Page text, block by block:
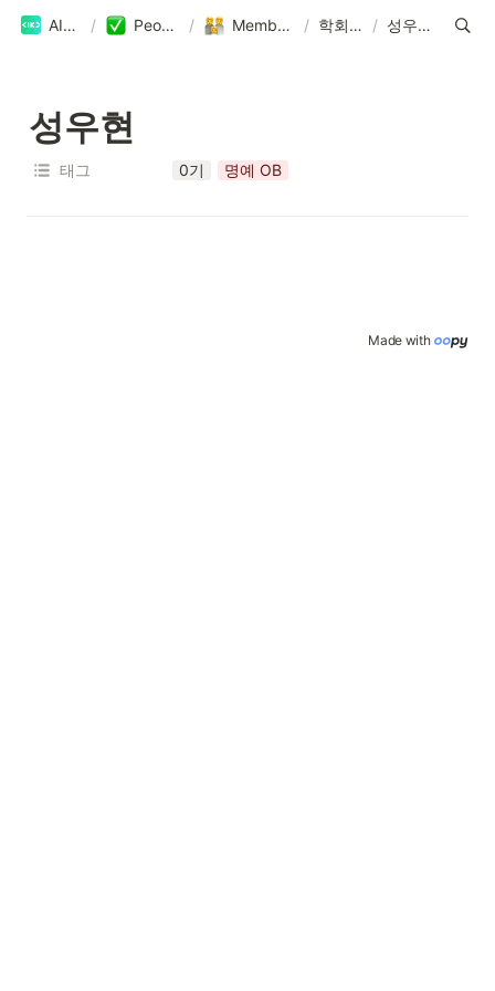
AIKU / People / Members / 학회원 / 성우현
성우현
태그 0기 명예 OB
Made with